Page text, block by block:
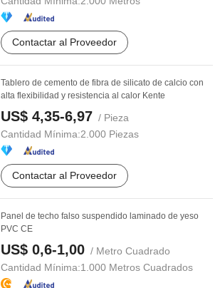
Contactar al Proveedor
Tablero de cemento de fibra de silicato de calcio con
alta flexibilidad y resistencia al calor Kente
US$ 4,35-6,97 / Pieza
Cantidad Mínima:2.000 Piezas
Contactar al Proveedor
Panel de techo falso suspendido laminado de yeso
PVC CE
US$ 0,6-1,00 / Metro Cuadrado
Cantidad Mínima:1.000 Metros Cuadrados